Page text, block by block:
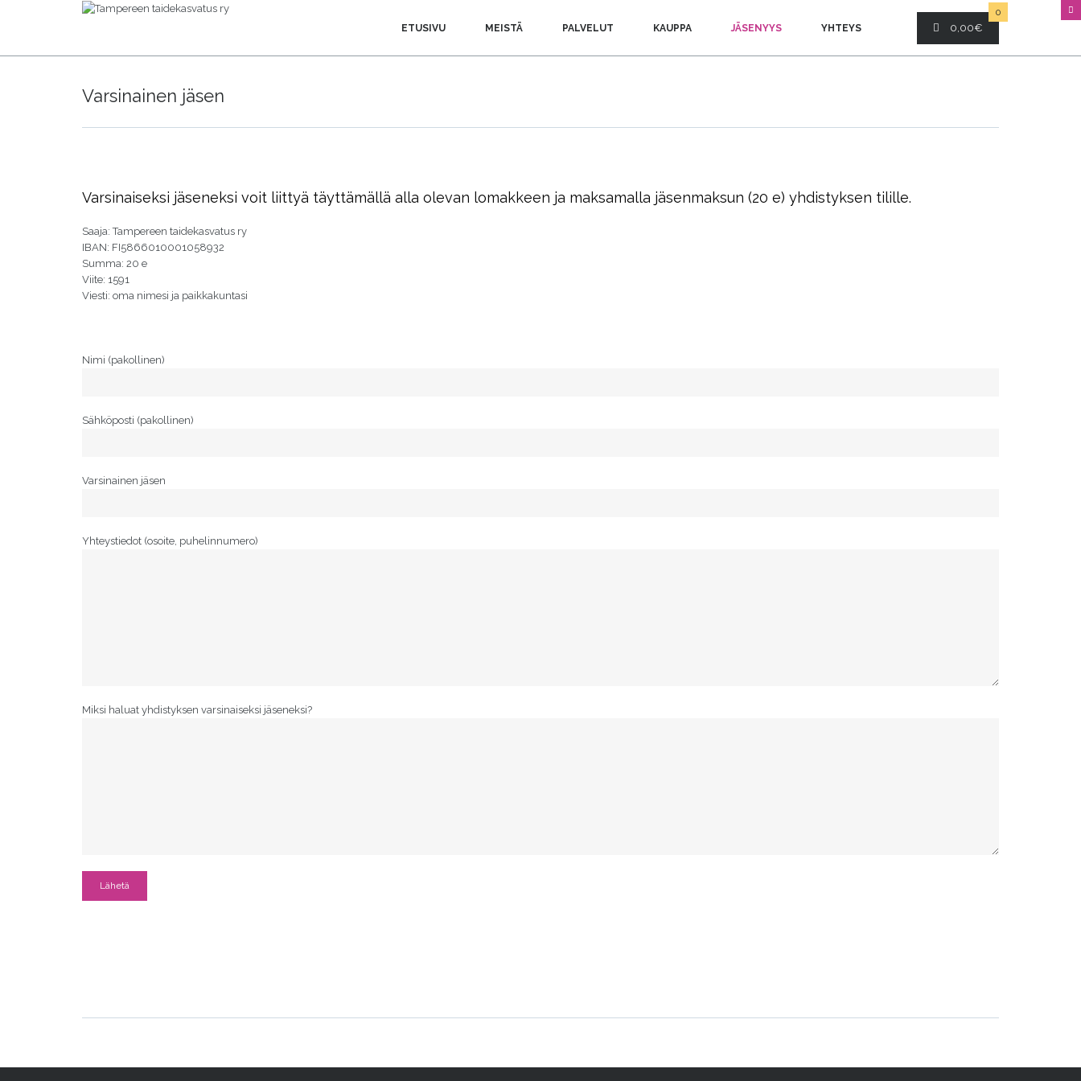
SKIP TO PRIMARY CONTENT
SKIP TO SECONDARY CONTENT
ETUSIVU MEISTÄ PALVELUT KAUPPA JÄSENYYS YHTEYS 0,00€
0
Varsinainen jäsen
Varsinaiseksi jäseneksi voit liittyä täyttämällä alla olevan lomakkeen ja maksamalla jäsenmaksun (20 e) yhdistyksen tilille.
Saaja: Tampereen taidekasvatus ry
IBAN: FI5866010001058932
Summa: 20 e
Viite: 1591
Viesti: oma nimesi ja paikkakuntasi
Nimi (pakollinen)
Sähköposti (pakollinen)
Varsinainen jäsen
Yhteystiedot (osoite, puhelinnumero)
Miksi haluat yhdistyksen varsinaiseksi jäseneksi?